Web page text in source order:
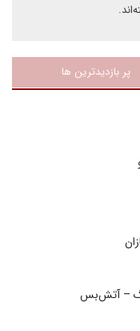
پر بازدیدترین ها
– آتش‌بس